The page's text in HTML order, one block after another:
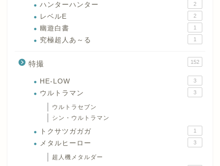
ハンターハンター 2
レベルE 2
幽遊白書 1
究極超人あ～る 1
特撮 152
HE-LOW 3
ウルトラマン 3
ウルトラセブン
シン・ウルトラマン
トクサツガガガ 1
メタルヒーロー 3
超人機メタルダー